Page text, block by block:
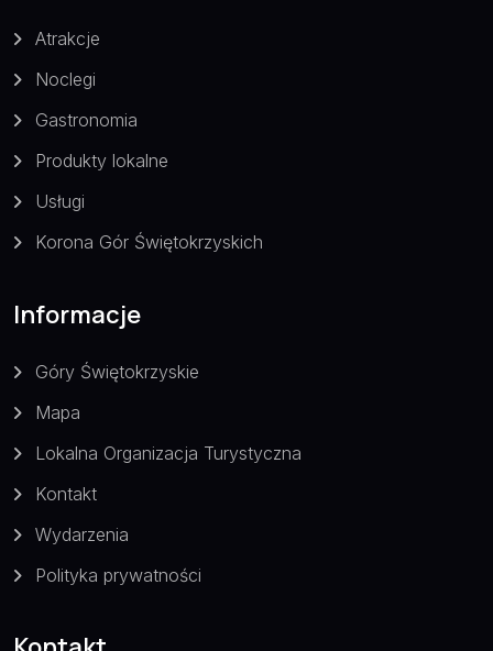
Atrakcje
Noclegi
Gastronomia
Produkty lokalne
Usługi
Korona Gór Świętokrzyskich
Informacje
Góry Świętokrzyskie
Mapa
Lokalna Organizacja Turystyczna
Kontakt
Wydarzenia
Polityka prywatności